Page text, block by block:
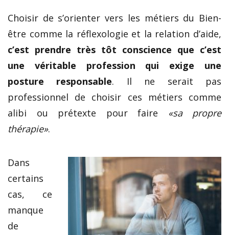
Choisir de s’orienter vers les métiers du Bien-
être comme la réflexologie et la relation d’aide,
c’est prendre très tôt conscience que c’est
une véritable profession qui exige une
posture responsable. Il ne serait pas
professionnel de choisir ces métiers comme
alibi ou prétexte pour faire
«sa propre
thérapie».
Dans
certains
cas, ce
manque
de